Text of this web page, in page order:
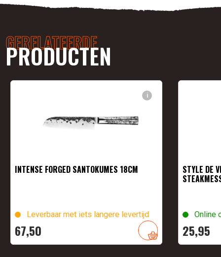
GERELATEERDE
PRODUCTEN
i
INTENSE FORGED SANTOKUMES 18CM
Leverbaar met iets langere levertijd
67,50
STYLE DE
Online
25,95